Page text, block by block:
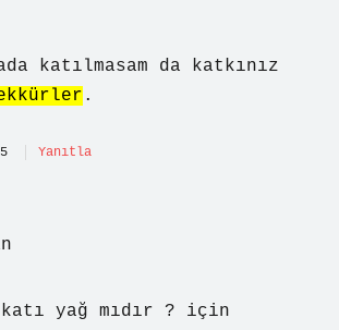
katılmasam da katkınız
.
Yanıtla
katı yağ mıdır ? için